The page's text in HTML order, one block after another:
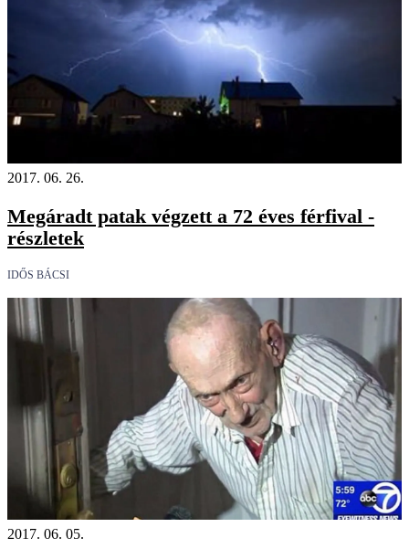
2017. 06. 26.
Megáradt patak végzett a 72 éves férfival -
részletek
IDŐS BÁCSI
2017. 06. 05.